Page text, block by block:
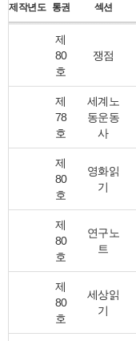
제작년도 통권 섹션
제
80
호
쟁점
제
78
호
세계노
동운동
사
제
80
호
영화읽
기
제
80
호
연구노
트
제
80
호
세상읽
기